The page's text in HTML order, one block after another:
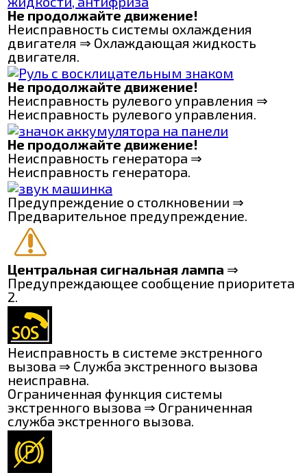
Не продолжайте движение!
Неисправность системы охлаждения
двигателя ⇒ Охлаждающая жидкость
двигателя.
Не продолжайте движение!
Неисправность рулевого управления ⇒
Неисправность рулевого управления.
Не продолжайте движение!
Неисправность генератора ⇒
Неисправность генератора.
Предупреждение о столкновении ⇒
Предварительное предупреждение.
Центральная сигнальная лампа ⇒
Предупреждающее сообщение приоритета
2.
Неисправность в системе экстренного
вызова ⇒ Служба экстренного вызова
неисправна.
Ограниченная функция системы
экстренного вызова ⇒ Ограниченная
служба экстренного вызова.